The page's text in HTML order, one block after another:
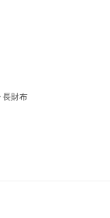
長財布